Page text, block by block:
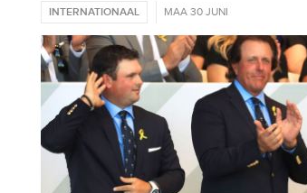
INTERNATIONAAL MAA 30 JUNI